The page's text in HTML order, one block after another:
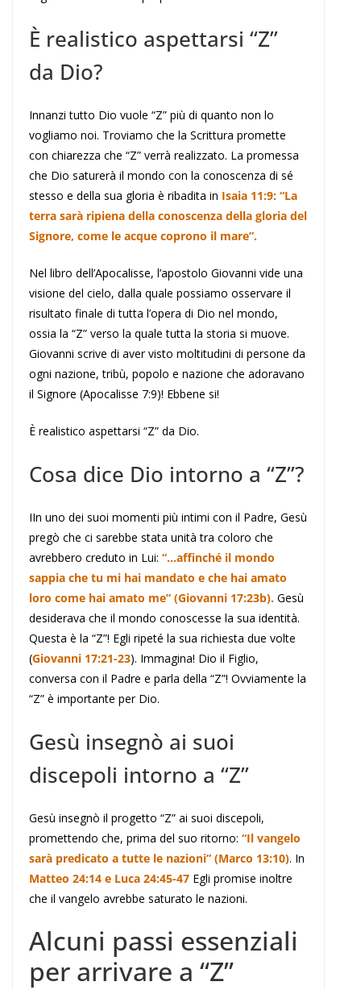
È realistico aspettarsi “Z”
da Dio?
Innanzi tutto Dio vuole “Z” più di quanto non lo
vogliamo noi. Troviamo che la Scrittura promette
con chiarezza che “Z” verrà realizzato. La promessa
che Dio saturerà il mondo con la conoscenza di sé
stesso e della sua gloria è ribadita in Isaia 11:9: “La
terra sarà ripiena della conoscenza della gloria del
Signore, come le acque coprono il mare”.
Nel libro dell’Apocalisse, l’apostolo Giovanni vide una
visione del cielo, dalla quale possiamo osservare il
risultato finale di tutta l’opera di Dio nel mondo,
ossia la “Z” verso la quale tutta la storia si muove.
Giovanni scrive di aver visto moltitudini di persone da
ogni nazione, tribù, popolo e nazione che adoravano
il Signore (Apocalisse 7:9)! Ebbene si!
È realistico aspettarsi “Z” da Dio.
Cosa dice Dio intorno a “Z”?
IIn uno dei suoi momenti più intimi con il Padre, Gesù
pregò che ci sarebbe stata unità tra coloro che
avrebbero creduto in Lui: “…affinché il mondo
sappia che tu mi hai mandato e che hai amato
loro come hai amato me” (Giovanni 17:23b). Gesù
desiderava che il mondo conoscesse la sua identità.
Questa è la “Z”! Egli ripeté la sua richiesta due volte
(Giovanni 17:21-23). Immagina! Dio il Figlio,
conversa con il Padre e parla della “Z”! Ovviamente la
“Z” è importante per Dio.
Gesù insegnò ai suoi
discepoli intorno a “Z”
Gesù insegnò il progetto “Z” ai suoi discepoli,
promettendo che, prima del suo ritorno: “Il vangelo
sarà predicato a tutte le nazioni” (Marco 13:10). In
Matteo 24:14 e Luca 24:45-47 Egli promise inoltre
che il vangelo avrebbe saturato le nazioni.
Alcuni passi essenziali
per arrivare a “Z”